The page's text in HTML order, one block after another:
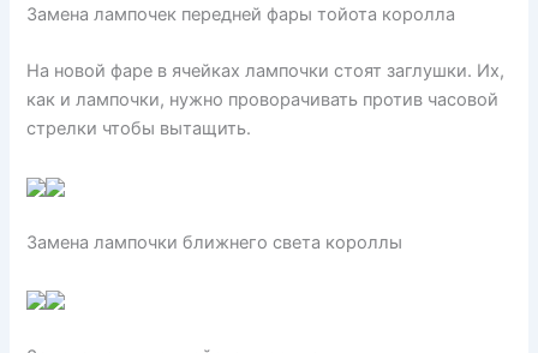
Замена лампочек передней фары тойота королла
На новой фаре в ячейках лампочки стоят заглушки. Их,
как и лампочки, нужно проворачивать против часовой
стрелки чтобы вытащить.
Замена лампочки ближнего света короллы